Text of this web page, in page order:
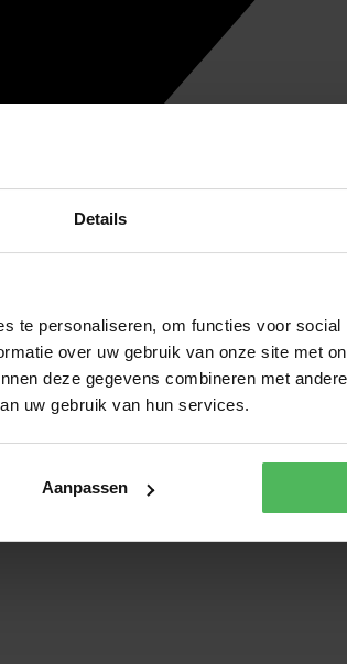
Details
te personaliseren, om functies voor
over uw gebruik van onze site met
deze gegevens combineren met
uw gebruik van hun services.
Aanpassen